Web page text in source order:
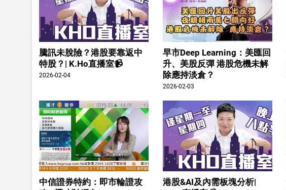
騰訊未脫險？港股要靠返中
特股？| K.Ho直播室📹
2026-02-04
早市Deep Learning：美匯回
升、美股反彈 港股危機未解
除應持淡倉？
2026-02-03
中信證券特約：即市輪證攻
港股&AI及內需板塊分析|